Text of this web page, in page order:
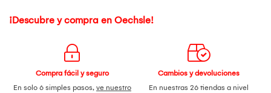
¡Descubre y compra en Oechsle!
Compra fácil y seguro
En solo 6 simples pasos, ve nuestro
Cambios y devoluciones
En nuestras 26 tiendas a nivel